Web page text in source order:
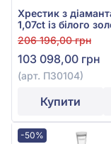
Хрестик з
1,07ct із білого
750°, арт. П30104
206 196,00 грн
103 098,00 грн
(арт. П30104)
Купити
-50%